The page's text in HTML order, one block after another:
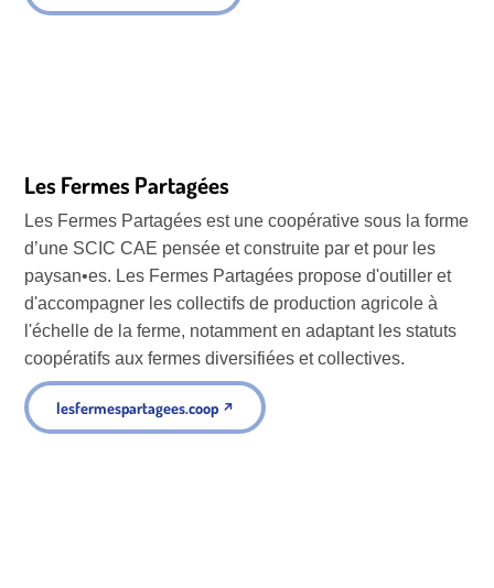
Les Fermes Partagées
Les Fermes Partagées est une coopérative sous la forme
d’une SCIC CAE pensée et construite par et pour les
paysan•es. Les Fermes Partagées propose d'outiller et
d'accompagner les collectifs de production agricole à
l'échelle de la ferme, notamment en adaptant les statuts
coopératifs aux fermes diversifiées et collectives.
lesfermespartagees.coop ↗